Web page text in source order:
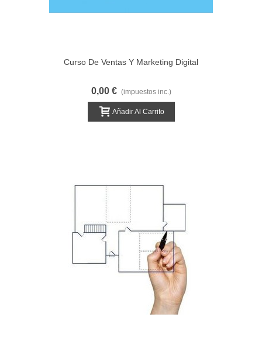
Curso De Ventas Y Marketing Digital
0,00 € (impuestos inc.)
Añadir Al Carrito